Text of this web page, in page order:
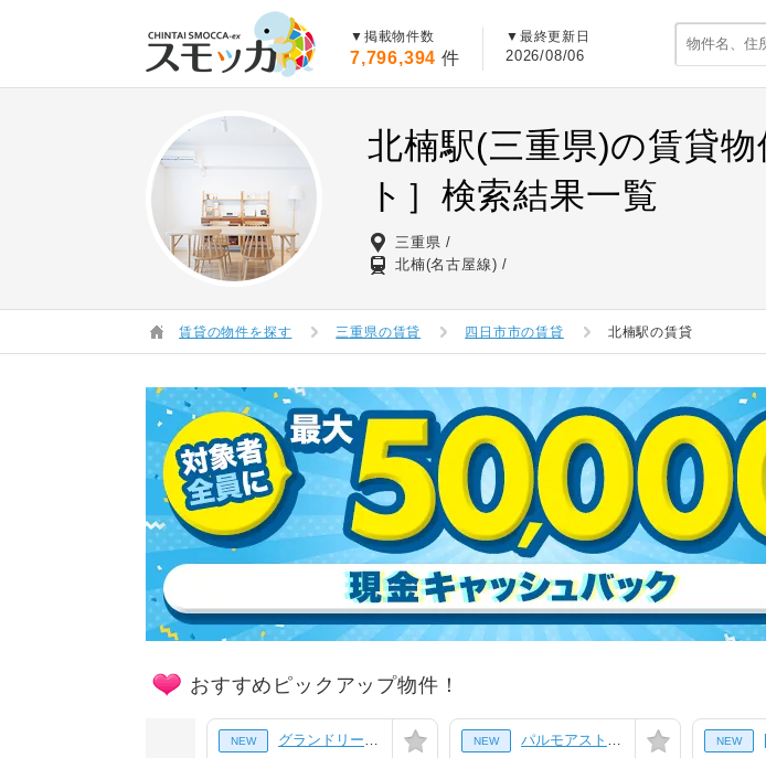
▼掲載物件数
7,796,394 件
▼最終更新日
2026/08/06
北楠駅(三重県)の賃貸
ト］検索結果一覧
三重県
北楠(名古屋線)
賃貸の物件を探す 三重県の賃貸 四日市市の賃貸 北楠駅の賃貸
おすすめピックアップ物件！
NEW グランドリーム[1階] NEW パルモアストーク[1A号室] NEW